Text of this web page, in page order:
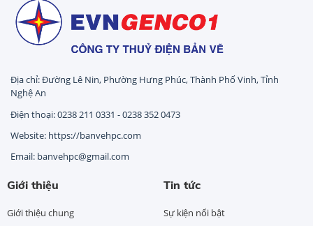
Địa chỉ: Đường Lê Nin, Phường Hưng Phúc, Thành Phố Vinh, Tỉnh
Nghệ An
Điện thoại: 0238 211 0331 - 0238 352 0473
Website: https://banvehpc.com
Email: banvehpc@gmail.com
Giới thiệu
Giới thiệu chung
Tin tức
Sự kiện nổi bật